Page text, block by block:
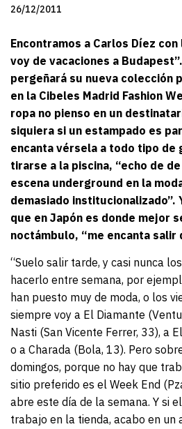
26/12/2011
Encontramos a Carlos Díez
voy de vacaciones a
pergeñará su nueva colección
en la Cibeles Madrid Fashion
ropa no pienso en un
siquiera si un estampado es
encanta vérsela a todo tipo de
tirarse a la piscina, “echo de
escena underground en la
demasiado institucionalizado”.
que en Japón es donde mejor
noctámbulo, “me encanta salir
“Suelo salir tarde, y casi nunca
hacerlo entre semana, por
han puesto muy de moda, o los
siempre voy a El Diamante
Nasti (San Vicente Ferrer, 33), a
o a Charada (Bola, 13). Pero
domingos, porque no hay que
sitio preferido es el Week End
abre este día de la semana. Y si
trabajo en la tienda, acabo en un